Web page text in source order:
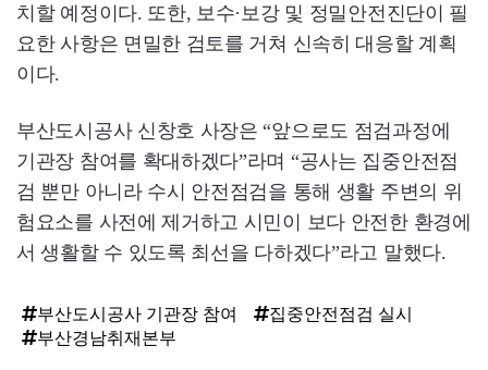
치할 예정이다. 또한, 보수·보강 및 정밀안전진단이 필
요한 사항은 면밀한 검토를 거쳐 신속히 대응할 계획
이다.
부산도시공사 신창호 사장은 “앞으로도 점검과정에
기관장 참여를 확대하겠다”라며 “공사는 집중안전점
검 뿐만 아니라 수시 안전점검을 통해 생활 주변의 위
험요소를 사전에 제거하고 시민이 보다 안전한 환경에
서 생활할 수 있도록 최선을 다하겠다”라고 말했다.
부산도시공사 기관장 참여
집중안전점검 실시
부산경남취재본부